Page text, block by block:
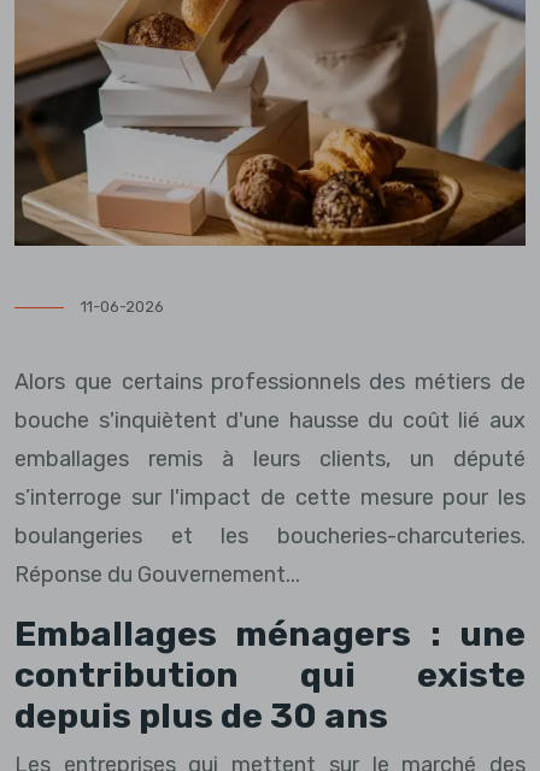
11-06-2026
Alors que certains professionnels des métiers de
bouche s'inquiètent d'une hausse du coût lié aux
emballages remis à leurs clients, un député
s’interroge sur l'impact de cette mesure pour les
boulangeries et les boucheries-charcuteries.
Réponse du Gouvernement...
Emballages ménagers : une
contribution qui existe
depuis plus de 30 ans
Les entreprises qui mettent sur le marché des